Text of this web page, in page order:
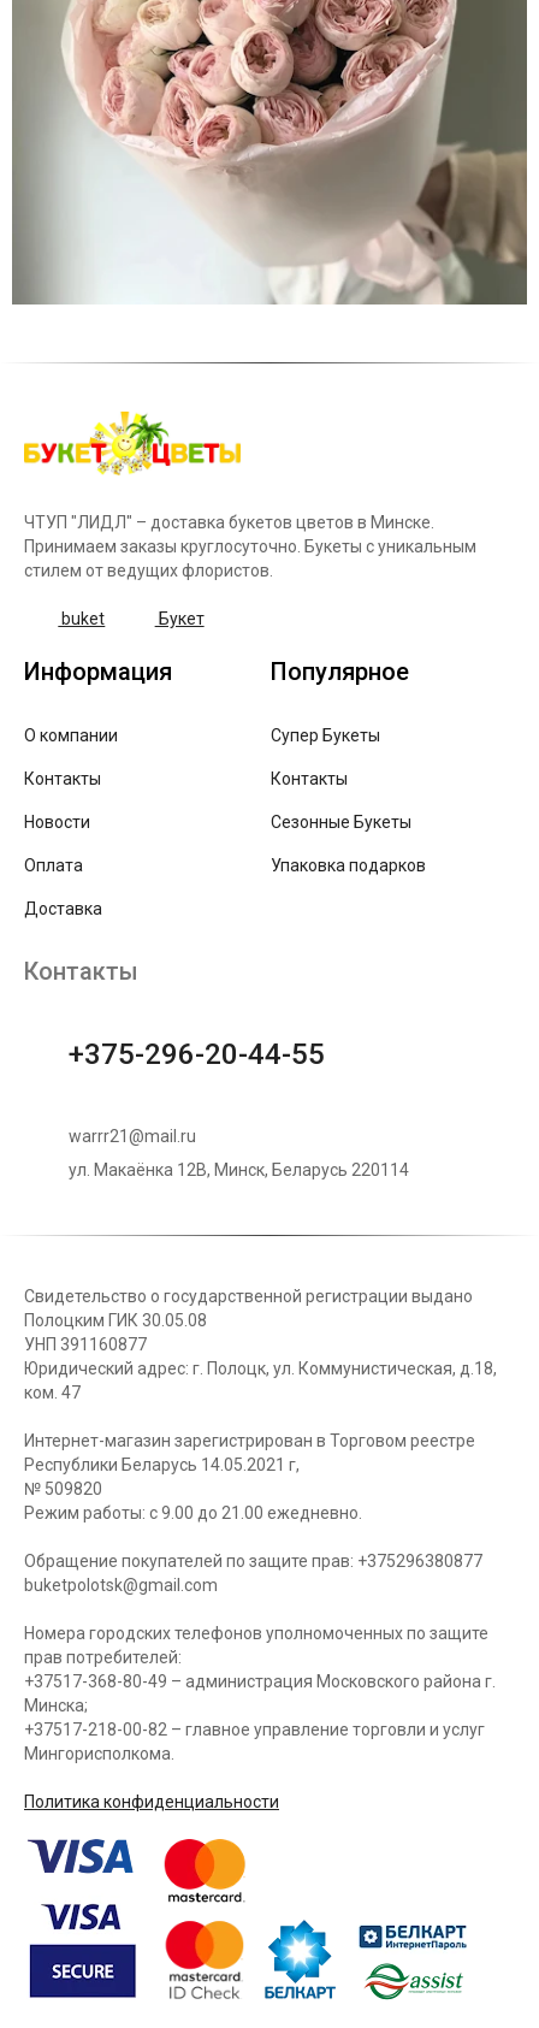
ЧТУП "ЛИДЛ" – доставка букетов цветов в Минске.
Принимаем заказы круглосуточно. Букеты с уникальным
стилем от ведущих флористов.
buket Букет
Информация
О компании
Контакты
Новости
Оплата
Доставка
Популярное
Супер Букеты
Контакты
Сезонные Букеты
Упаковка подарков
Контакты
+375-296-20-44-55
warrr21@mail.ru
ул. Макаёнка 12В, Минск, Беларусь 220114
Свидетельство о государственной регистрации выдано
Полоцким ГИК 30.05.08
УНП 391160877
Юридический адрес: г. Полоцк, ул. Коммунистическая, д.18,
ком. 47
Интернет-магазин зарегистрирован в Торговом реестре
Республики Беларусь 14.05.2021 г,
№ 509820
Режим работы: с 9.00 до 21.00 ежедневно.
Обращение покупателей по защите прав: +375296380877
buketpolotsk@gmail.com
Номера городских телефонов уполномоченных по защите
прав потребителей:
+37517-368-80-49 – администрация Московского района г.
Минска;
+37517-218-00-82 – главное управление торговли и услуг
Мингорисполкома.
Политика конфиденциальности